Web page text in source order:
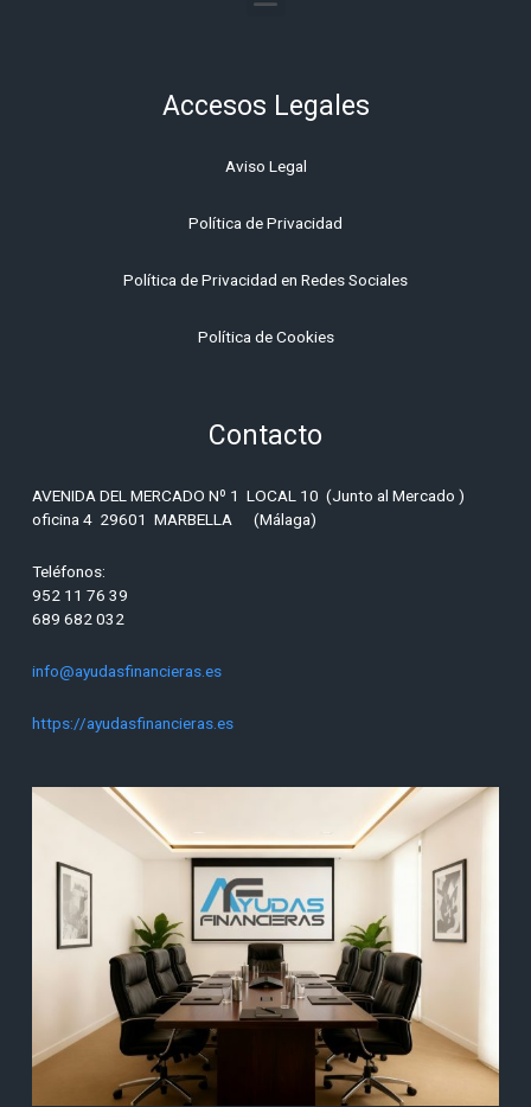
Accesos Legales
Aviso Legal
Política de Privacidad
Política de Privacidad en Redes Sociales
Política de Cookies
Contacto
AVENIDA DEL MERCADO Nº 1 LOCAL 10 (Junto al Mercado )
oficina 4 29601 MARBELLA (Málaga)
Teléfonos:
952 11 76 39
689 682 032
info@ayudasfinancieras.es
https://ayudasfinancieras.es